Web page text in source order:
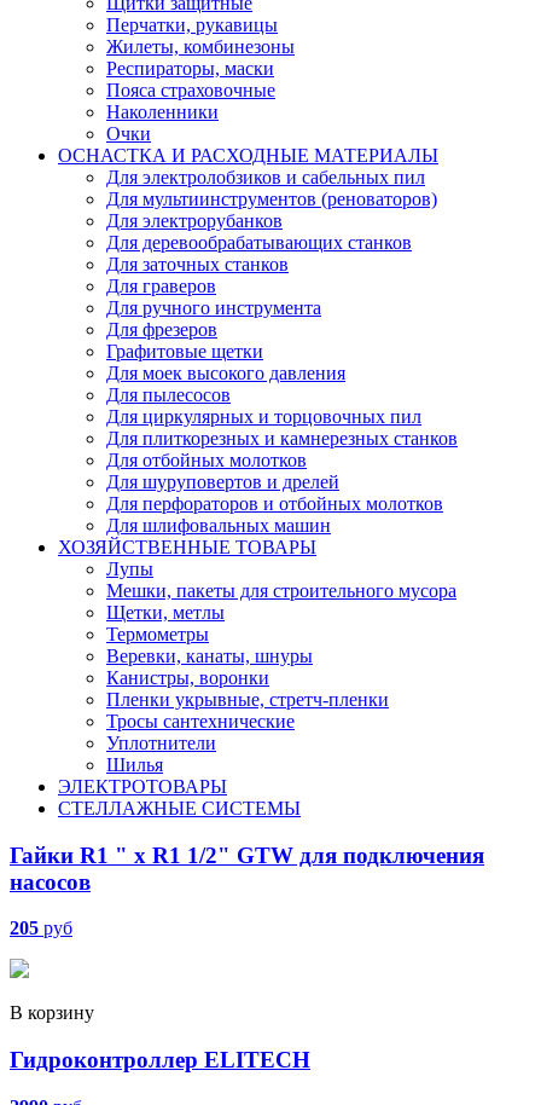
Перчатки, рукавицы
Жилеты, комбинезоны
Респираторы, маски
Пояса страховочные
Наколенники
Очки
ОСНАСТКА И РАСХОДНЫЕ МАТЕРИАЛЫ
Для электролобзиков и сабельных пил
Для мультиинструментов (реноваторов)
Для электрорубанков
Для деревообрабатывающих станков
Для заточных станков
Для граверов
Для ручного инструмента
Для фрезеров
Графитовые щетки
Для моек высокого давления
Для пылесосов
Для циркулярных и торцовочных пил
Для плиткорезных и камнерезных станков
Для отбойных молотков
Для шуруповертов и дрелей
Для перфораторов и отбойных молотков
Для шлифовальных машин
ХОЗЯЙСТВЕННЫЕ ТОВАРЫ
Лупы
Мешки, пакеты для строительного мусора
Щетки, метлы
Термометры
Веревки, канаты, шнуры
Канистры, воронки
Пленки укрывные, стретч-пленки
Тросы сантехнические
Уплотнители
Шилья
ЭЛЕКТРОТОВАРЫ
СТЕЛЛАЖНЫЕ СИСТЕМЫ
Гайки R1 " х R1 1/2" GTW для подключения
насосов
205 руб
В корзину
Гидроконтроллер ELITECH